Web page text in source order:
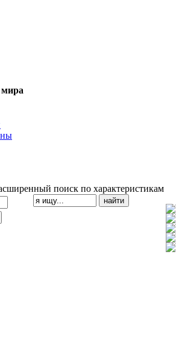
мира
поиск по характеристикам